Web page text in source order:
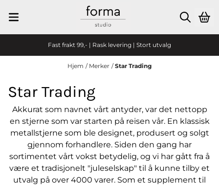
Fast frakt 99,- | Rask levering | Stort utvalg
Hjem / Merker /Star Trading
Star Trading
Akkurat som navnet vårt antyder, var det nettopp
en stjerne som var starten på reisen vår. En klassisk
metallstjerne som ble designet, produsert og solgt
gjennom forhandlere. Siden den gang har
sortimentet vårt vokst betydelig, og vi har gått fra å
være et tradisjonelt "juleselskap" til å kunne tilby et
utvalg på over 4000 varer. Som et supplement til